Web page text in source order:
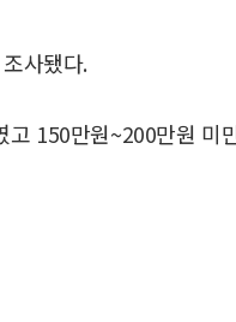
사됐다.
150만원~200만원 미